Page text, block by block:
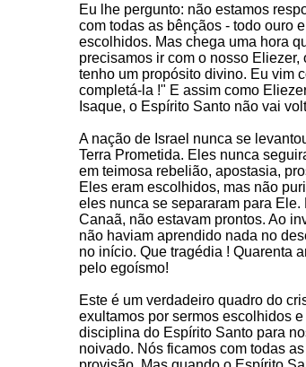
Eu lhe pergunto: não estamos
com todas as bênçãos - todo ouro
escolhidos. Mas chega uma hora
precisamos ir com o nosso
tenho um propósito divino. Eu vim
completá-la !" E assim como
Isaque, o Espírito Santo não vai
A nação de Israel nunca se
Terra Prometida. Eles nunca
em teimosa rebelião, apostasia,
Eles eram escolhidos, mas não
eles nunca se separaram para
Canaã, não estavam prontos. Ao
não haviam aprendido nada no
no início. Que tragédia ! Quarenta
pelo egoísmo!
Este é um verdadeiro quadro do
exultamos por sermos escolhidos
disciplina do Espírito Santo para
noivado. Nós ficamos com todas